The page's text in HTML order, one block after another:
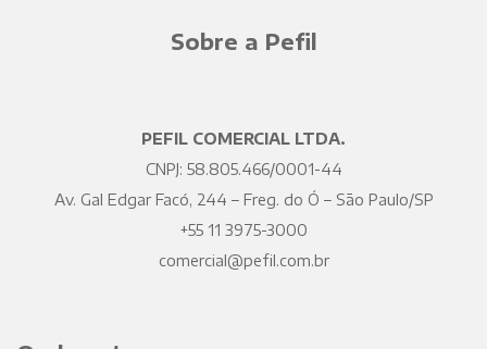
Sobre a Pefil
PEFIL COMERCIAL LTDA.
CNPJ: 58.805.466/0001-44
Av. Gal Edgar Facó, 244 – Freg. do Ó – São Paulo/SP
+55 11 3975-3000
comercial@pefil.com.br